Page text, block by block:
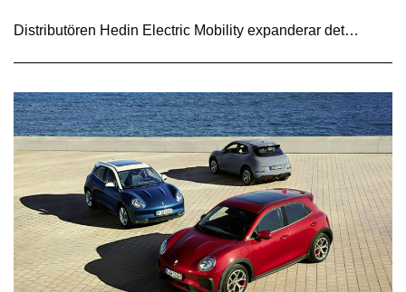
Distributören Hedin Electric Mobility expanderar det…